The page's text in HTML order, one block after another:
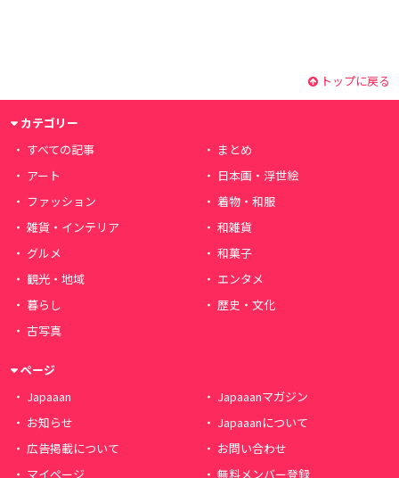
トップに戻る
カテゴリー
すべての記事
まとめ
アート
日本画・浮世絵
ファッション
着物・和服
雑貨・インテリア
和雑貨
グルメ
和菓子
観光・地域
エンタメ
暮らし
歴史・文化
古写真
ページ
Japaaan
Japaaanマガジン
お知らせ
Japaaanについて
広告掲載について
お問い合わせ
マイページ
無料メンバー登録